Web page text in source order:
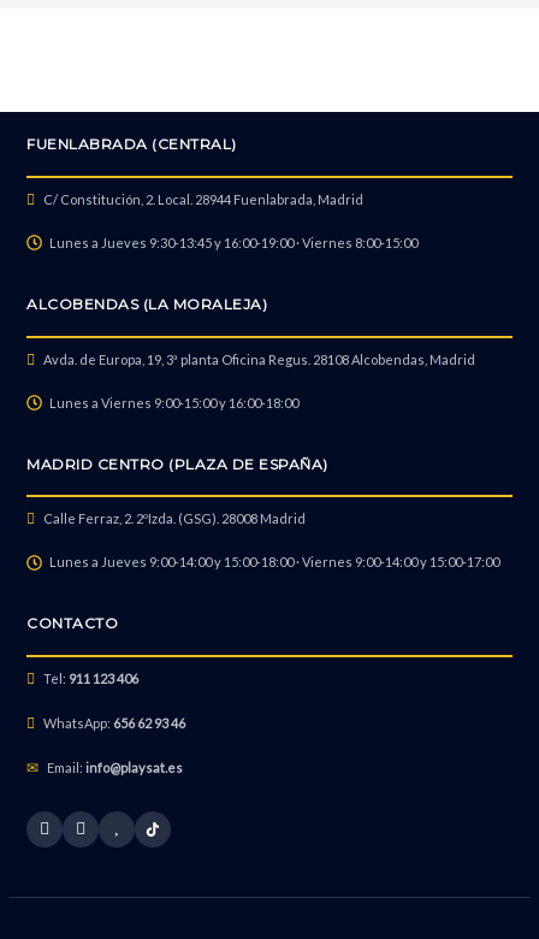
FUENLABRADA (CENTRAL)
C/ Constitución, 2. Local. 28944 Fuenlabrada, Madrid
Lunes a Jueves 9:30-13:45 y 16:00-19:00 · Viernes 8:00-15:00
ALCOBENDAS (LA MORALEJA)
Avda. de Europa, 19, 3ª planta Oficina Regus. 28108 Alcobendas, Madrid
Lunes a Viernes 9:00-15:00 y 16:00-18:00
MADRID CENTRO (PLAZA DE ESPAÑA)
Calle Ferraz, 2. 2ºIzda. (GSG). 28008 Madrid
Lunes a Jueves 9:00-14:00 y 15:00-18:00 · Viernes 9:00-14:00 y 15:00-17:00
CONTACTO
Tel: 911 123 406
WhatsApp: 656 62 93 46
Email:info@playsat.es